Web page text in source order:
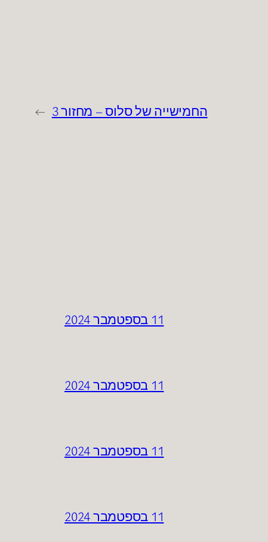
החמישייה של סלוס – מחזור 3 →
11 בספטמבר 2024
11 בספטמבר 2024
11 בספטמבר 2024
11 בספטמבר 2024